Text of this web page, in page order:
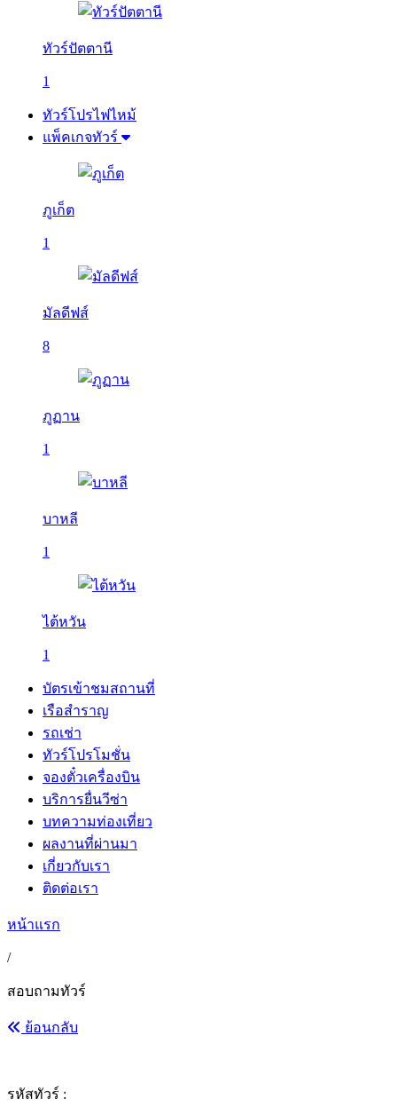
ทัวร์ปัตตานี
1
ทัวร์โปรไฟไหม้
แพ็คเกจทัวร์
ภูเก็ต
1
มัลดีฟส์
8
ภูฏาน
1
บาหลี
1
ไต้หวัน
1
บัตรเข้าชมสถานที่
เรือสำราญ
รถเช่า
ทัวร์โปรโมชั่น
จองตั๋วเครื่องบิน
บริการยื่นวีซ่า
บทความท่องเที่ยว
ผลงานที่ผ่านมา
เกี่ยวกับเรา
ติดต่อเรา
หน้าแรก
/
สอบถามทัวร์
ย้อนกลับ
รหัสทัวร์ :